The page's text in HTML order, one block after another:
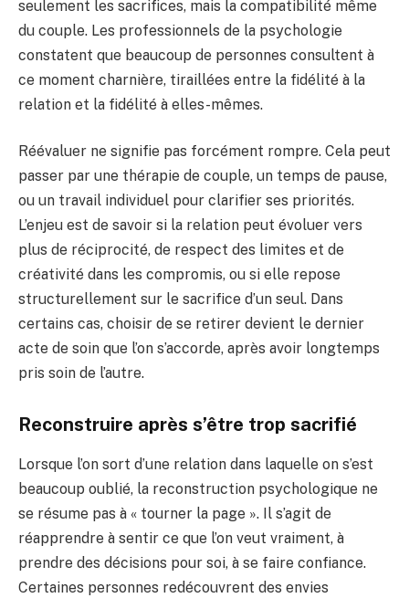
seulement les sacrifices, mais la compatibilité même
du couple. Les professionnels de la psychologie
constatent que beaucoup de personnes consultent à
ce moment charnière, tiraillées entre la fidélité à la
relation et la fidélité à elles-mêmes.
Réévaluer ne signifie pas forcément rompre. Cela peut
passer par une thérapie de couple, un temps de pause,
ou un travail individuel pour clarifier ses priorités.
L’enjeu est de savoir si la relation peut évoluer vers
plus de réciprocité, de respect des limites et de
créativité dans les compromis, ou si elle repose
structurellement sur le sacrifice d’un seul. Dans
certains cas, choisir de se retirer devient le dernier
acte de soin que l’on s’accorde, après avoir longtemps
pris soin de l’autre.
Reconstruire après s’être trop sacrifié
Lorsque l’on sort d’une relation dans laquelle on s’est
beaucoup oublié, la reconstruction psychologique ne
se résume pas à « tourner la page ». Il s’agit de
réapprendre à sentir ce que l’on veut vraiment, à
prendre des décisions pour soi, à se faire confiance.
Certaines personnes redécouvrent des envies